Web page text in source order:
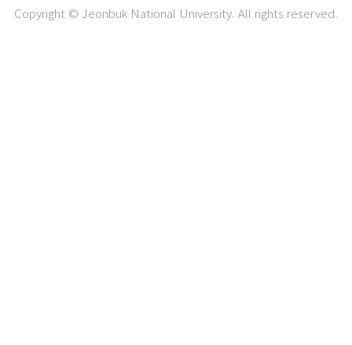
Copyright © Jeonbuk National University. All rights reserved.